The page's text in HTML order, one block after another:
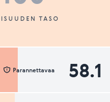
TASO
58.1
Parannettavaa